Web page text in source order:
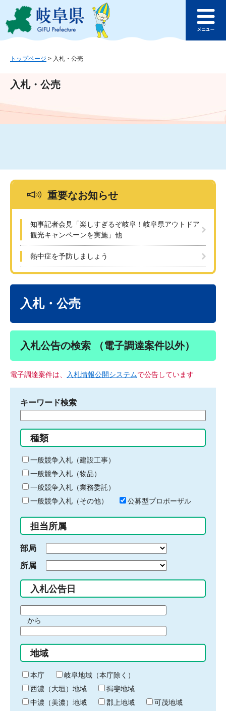
ジ
ュ
文
このページの本文へ
ュ
トップページ > 入札・公売
入札・公売
重要なお知らせ
知事記者会見「楽しすぎるぞ岐阜！岐阜県アウトドア
観光キャンペーンを実施」他
熱中症を予防しましょう
入札・公売
入札公告の検索 （電子調達案件以外）
電子調達案件は、 入札情報公開システムで公告しています
キーワード検索
る
キ
ー
ワ
ー
ド
入
力
種類
一般競争入札（建設工事）
一般競争入札（物品）
一般競争入札（業務委託）
一般競争入札（その他）
公募型プロポーザル
担当所属
部局
所属
入札公告日
間
始
り
から
間
終
わ
り
地域
本庁
岐阜地域（本庁除く）
西濃（大垣）地域
揖斐地域
中濃（美濃）地域
郡上地域
可茂地域